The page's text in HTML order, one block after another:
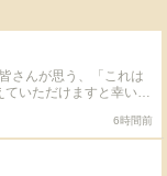
いただけますと幸いで
。。。顔ボディどちら
お願
6時間前